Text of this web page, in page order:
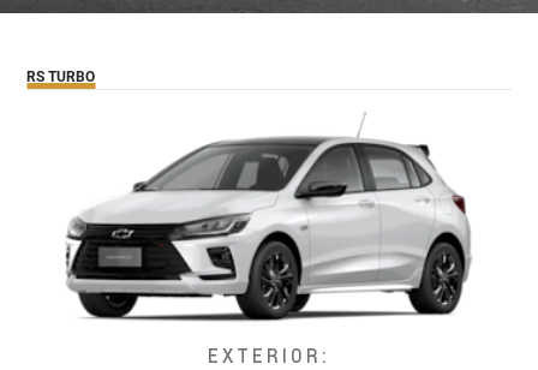
RS TURBO
EXTERIOR: